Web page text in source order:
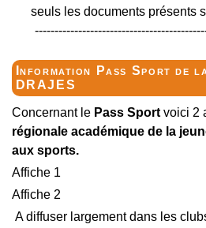
seuls les documents présents
Information Pass Sport de
DRAJES
Concernant lePass Sportvoici 2
régionale académique de la
aux sports.
Affiche 1
Affiche 2
A diffuser largement dans les